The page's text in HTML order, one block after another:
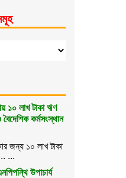
১০ লাখ টাকা ঋণ
কর্মসংস্থান
জন্য ১০ লাখ টাকা
...
উপাচার্য